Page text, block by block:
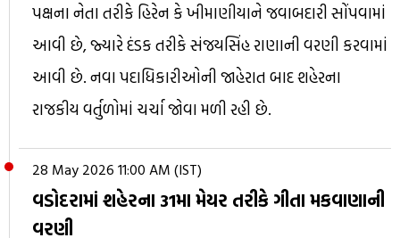
પક્ષના નેતા તરીકે હિરેન કે ખીમાણીયાને જવાબદારી સોંપવામાં
આવી છે, જ્યારે દંડક તરીકે સંજયસિંહ રાણાની વરણી કરવામાં
આવી છે. નવા પદાધિકારીઓની જાહેરાત બાદ શહેરના
રાજકીય વર્તુળોમાં ચર્ચા જોવા મળી રહી છે.
28 May 2026 11:00 AM (IST)
વડોદરામાં શહેરના 31મા મેયર તરીકે ગીતા મકવાણાની
વરણી